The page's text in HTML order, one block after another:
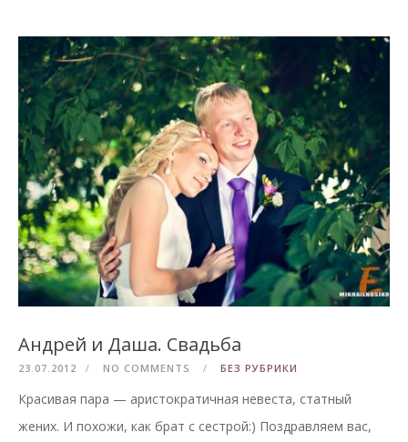
Андрей и Даша. Свадьба
23.07.2012 NO COMMENTS БЕЗ РУБРИКИ
Красивая пара — аристократичная невеста, статный
жених. И похожи, как брат с сестрой:) Поздравляем вас,